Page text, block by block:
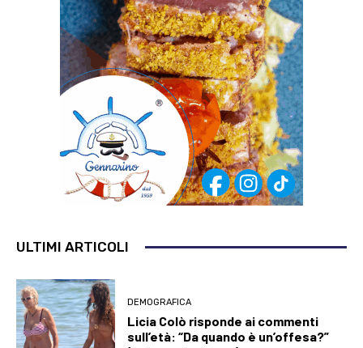
ULTIMI ARTICOLI
DEMOGRAFICA
Licia Colò risponde ai commenti
sull’età: “Da quando è un’offesa?”